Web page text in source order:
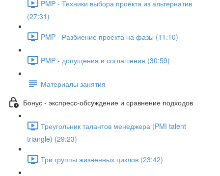
PMP - Техники выбора проекта из альтернатив
(27:31)
PMP - Разбиение проекта на фазы (11:10)
PMP - допущения и соглашения (30:59)
Материалы занятия
Бонус - экспресс-обсуждение и сравнение подходов
Треугольник талантов менеджера (PMI talent
triangle) (29:23)
Три группы жизненных циклов (23:42)